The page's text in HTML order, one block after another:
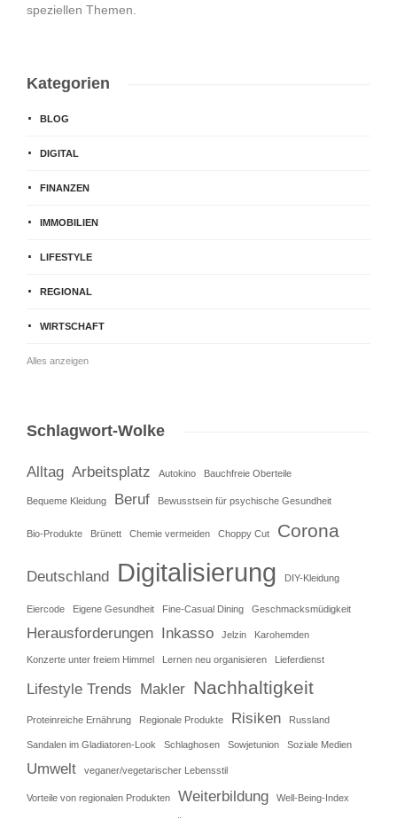
speziellen Themen.
Kategorien
BLOG
DIGITAL
FINANZEN
IMMOBILIEN
LIFESTYLE
REGIONAL
WIRTSCHAFT
Alles anzeigen
Schlagwort-Wolke
Alltag Arbeitsplatz Autokino Bauchfreie Oberteile
Bequeme Kleidung Beruf Bewusstsein für psychische Gesundheit
Bio-Produkte Brünett Chemie vermeiden Choppy Cut Corona
Deutschland Digitalisierung DIY-Kleidung
Eiercode Eigene Gesundheit Fine-Casual Dining Geschmacksmüdigkeit
Herausforderungen Inkasso Jelzin Karohemden
Konzerte unter freiem Himmel Lernen neu organisieren Lieferdienst
Lifestyle Trends Makler Nachhaltigkeit
Proteinreiche Ernährung Regionale Produkte Risiken Russland
Sandalen im Gladiatoren-Look Schlaghosen Sowjetunion Soziale Medien
Umwelt veganer/vegetarischer Lebensstil
Vorteile von regionalen Produkten Weiterbildung Well-Being-Index